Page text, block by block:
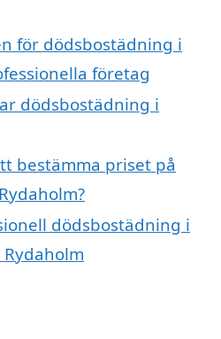
för dödsbostädning i
företag
dödsbostädning i
bestämma priset på
dödsbostädning i